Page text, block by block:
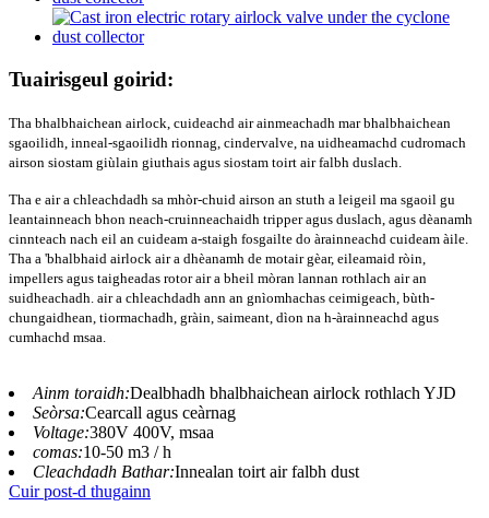
Tuairisgeul goirid:
Tha bhalbhaichean airlock, cuideachd air ainmeachadh mar bhalbhaichean
sgaoilidh, inneal-sgaoilidh rionnag, cindervalve, na uidheamachd cudromach
airson siostam giùlain giuthais agus siostam toirt air falbh duslach.
Tha e air a chleachdadh sa mhòr-chuid airson an stuth a leigeil ma sgaoil gu
leantainneach bhon neach-cruinneachaidh tripper agus duslach, agus dèanamh
cinnteach nach eil an cuideam a-staigh fosgailte do àrainneachd cuideam àile.
Tha a 'bhalbhaid airlock air a dhèanamh de motair gèar, eileamaid ròin,
impellers agus taigheadas rotor air a bheil mòran lannan rothlach air an
suidheachadh. air a chleachdadh ann an gnìomhachas ceimigeach, bùth-
chungaidhean, tiormachadh, gràin, saimeant, dìon na h-àrainneachd agus
cumhachd msaa.
Ainm toraidh:Dealbhadh bhalbhaichean airlock rothlach YJD
Seòrsa:Cearcall agus ceàrnag
Voltage:380V 400V, msaa
comas:10-50 m3 / h
Cleachdadh Bathar:Innealan toirt air falbh dust
Cuir post-d thugainn